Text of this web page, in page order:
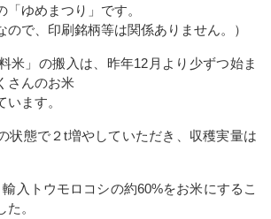
ゆめまつり」です。
ので、印刷銘柄等は関係ありません。）
米」の搬入は、昨年12月より少ずつ始ま
さんのお米
ます。
状態で２t増やしていただき、収穫実量は
入トウモロコシの約60%をお米にするこ
。